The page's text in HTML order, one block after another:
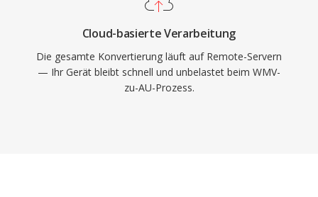
Cloud-basierte Verarbeitung
Die gesamte Konvertierung läuft auf Remote-Servern
— Ihr Gerät bleibt schnell und unbelastet beim WMV-
zu-AU-Prozess.